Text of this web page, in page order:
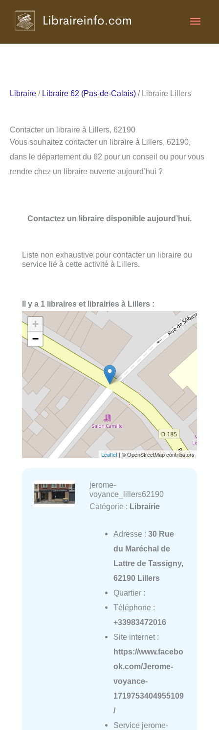
Libraire / Libraire 62 (Pas-de-Calais) / Libraire Lillers
Contacter un libraire à Lillers, 62190
Vous souhaitez contacter un libraire à Lillers, 62190,
dans le département du 62 pour un conseil ou pour vous
rendre chez un libraire ouverte aujourd’hui ?
Contactez un libraire disponible aujourd’hui.
Liste non exhaustive pour contacter un libraire ou
service lié à cette activité à Lillers.
Il y a 1 libraires et librairies à Lillers :
+
−
Leaflet | © OpenStreetMap contributors
jerome-
voyance_lillers62190
Catégorie : Librairie
Adresse : 30 Rue
du Maréchal de
Lattre de Tassigny,
62190 Lillers
Quartier :
Téléphone :
+33983472016
Site internet :
https://www.facebo
ok.com/Jerome-
voyance-
1719753404955109
/
Service jerome-